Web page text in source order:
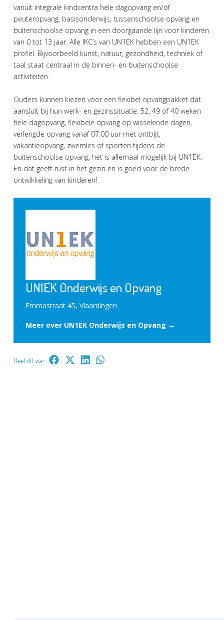
vanuit integrale kindcentra hele dagopvang en/of
peuteropvang, basisonderwijs, tussenschoolse opvang en
buitenschoolse opvang in een doorgaande lijn voor kinderen
van 0 tot 13 jaar. Alle IKC’s van UN1EK hebben een UN1EK
profiel. Bijvoorbeeld kunst, natuur, gezondheid, techniek of
taal staat centraal in de binnen- en buitenschoolse
activiteiten.
Ouders kunnen kiezen voor een flexibel opvangpakket dat
aansluit bij hun werk- en gezinssituatie. 52, 49 of 40 weken
hele dagopvang, flexibele opvang op wisselende dagen,
verlengde opvang vanaf 07:00 uur met ontbijt,
vakantieopvang, zwemles of sporten tijdens de
buitenschoolse opvang, het is allemaal mogelijk bij UN1EK.
En dat geeft rust in het gezin en is goed voor de brede
ontwikkeling van kinderen!
UN1EK Onderwijs en Opvang
Emmastraat 45, Vlaardingen
Meer over UN1EK Onderwijs en Opvang →
Deel dit via: